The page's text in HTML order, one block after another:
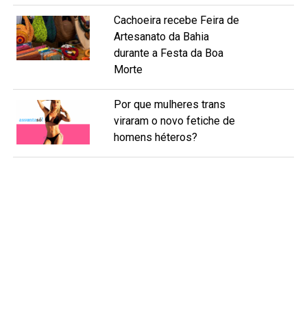
Cachoeira recebe Feira de
Artesanato da Bahia
durante a Festa da Boa
Morte
Por que mulheres trans
viraram o novo fetiche de
homens héteros?